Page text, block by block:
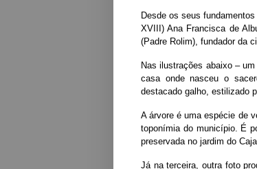
Desde os seus
XVIII) Ana Francisca de
(Padre Rolim), fundador da
Nas ilustrações abaixo –
casa onde nasceu o
destacado galho, estilizado
A árvore é uma espécie de
toponímia do município. É
preservada no jardim do
Já na terceira, outra foto